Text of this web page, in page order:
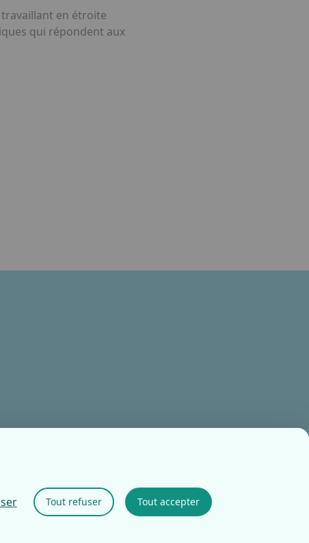
en étroite
qui répondent aux
Tout accepter
Tout refuser